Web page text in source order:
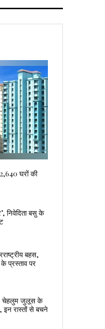
घरों की
निवेदिता बसु के
बहस,
प्रस्ताव पर
चेहलुम जुलूस के
इन रास्तों से बचने